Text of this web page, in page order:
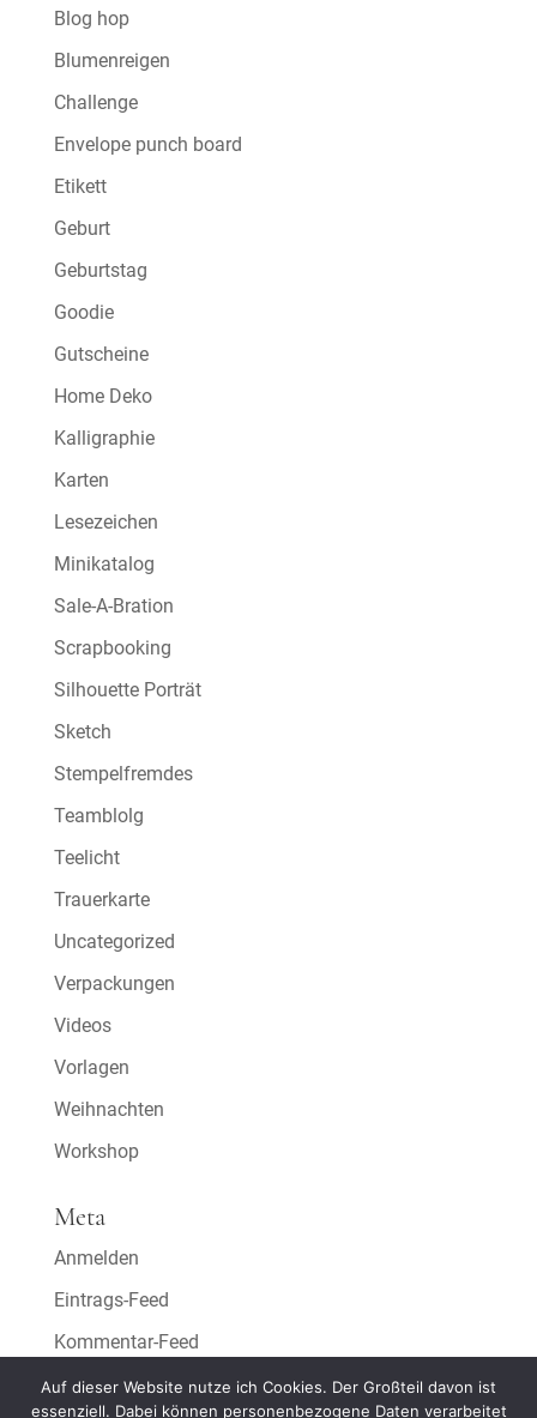
Blog hop
Blumenreigen
Challenge
Envelope punch board
Etikett
Geburt
Geburtstag
Goodie
Gutscheine
Home Deko
Kalligraphie
Karten
Lesezeichen
Minikatalog
Sale-A-Bration
Scrapbooking
Silhouette Porträt
Sketch
Stempelfremdes
Teamblolg
Teelicht
Trauerkarte
Uncategorized
Verpackungen
Videos
Vorlagen
Weihnachten
Workshop
Meta
Anmelden
Eintrags-Feed
Kommentar-Feed
WordPress.org
Auf dieser Website nutze ich Cookies. Der Großteil davon ist
essenziell. Dabei können personenbezogene Daten verarbeitet